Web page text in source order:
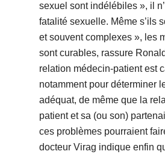
sexuel sont indélébiles », il
fatalité sexuelle. Même s’ils
et souvent complexes », les
sont curables, rassure
relation médecin-patient est
notamment pour déterminer
adéquat, de même que la
patient et sa (ou son)
ces problèmes pourraient
docteur Virag indique enfin